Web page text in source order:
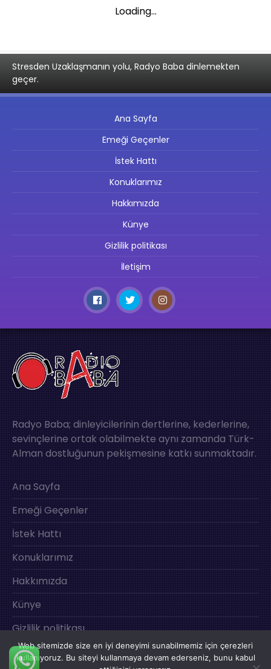
Loading...
Stresden Uzaklaşmanın yolu, Radyo Baba dinlemekten
geçer.
Ana Sayfa
Emeği Geçenler
İstek Hattı
Konuklarımız
Hakkımızda
Künye
Gizlilik politikası
İletişim
Radyo Baba; dinleyicilerinin dertlerine, kederlerine,
sevinçlerine ortak olabilmekte aynı zamanda Türk-
Alman dostluğunun pekişmesine katkı sunmaktadır.
Ana Sayfa
Emeği Geçenler
İstek Hattı
Konuklarımız
Hakkımızda
Künye
Gizlilik politikası
İletişim
Web sitemizde size en iyi deneyimi sunabilmemiz için çerezleri
kullanıyoruz. Bu siteyi kullanmaya devam ederseniz, bunu kabul